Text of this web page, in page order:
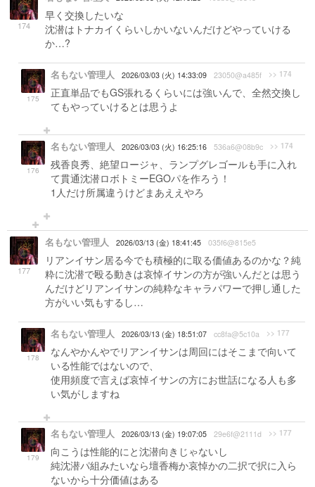
174
早く交換したいな
沈潜はトナカイくらいしかいないんだけどやっていける
か…?
175
名もない管理人 2026/03/03 (火) 14:33:09 23050@a485f >> 174
正直単品でもGS張れるくらいには強いんで、全然交換し
てもやっていけるとは思うよ
176
名もない管理人 2026/03/03 (火) 16:25:16 536a6@08b9c >> 174
残香良秀、絶望ロージャ、ランプグレゴールも手に入れ
て貫通沈潜ロボトミーEGOパを作ろう！
1人だけ所属違うけどまあええやろ
177
名もない管理人 2026/03/13 (金) 18:41:45 035f6@815e5
リアンイサン居る今でも積極的に取る価値あるのかな？純
粋に沈潜で殴る動きは哀悼イサンの方が強いんだとは思う
んだけどリアンイサンの純粋なキャラパワーで押し通した
方がいい気もするし…
178
名もない管理人 2026/03/13 (金) 18:51:07 cc8fa@5c10a >> 177
なんやかんやでリアンイサンは周回にはそこまで向いて
いる性能ではないので、
使用頻度で言えば哀悼イサンの方にお世話になる人も多
い気がしますね
179
名もない管理人 2026/03/13 (金) 19:07:05 29e6f@2111d >> 177
向こうは性能的にと沈潜向きじゃないし
純沈潜パ組みたいなら壇香梅か哀悼かの二択で択に入ら
ないから十分価値はある